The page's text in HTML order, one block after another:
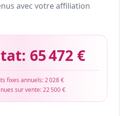
avec votre affiliation
65 472 €
fixes annuels:2 028 €
sur vente:22 500 €